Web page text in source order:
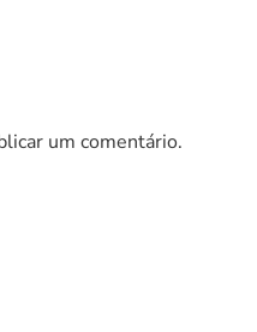
um comentário.